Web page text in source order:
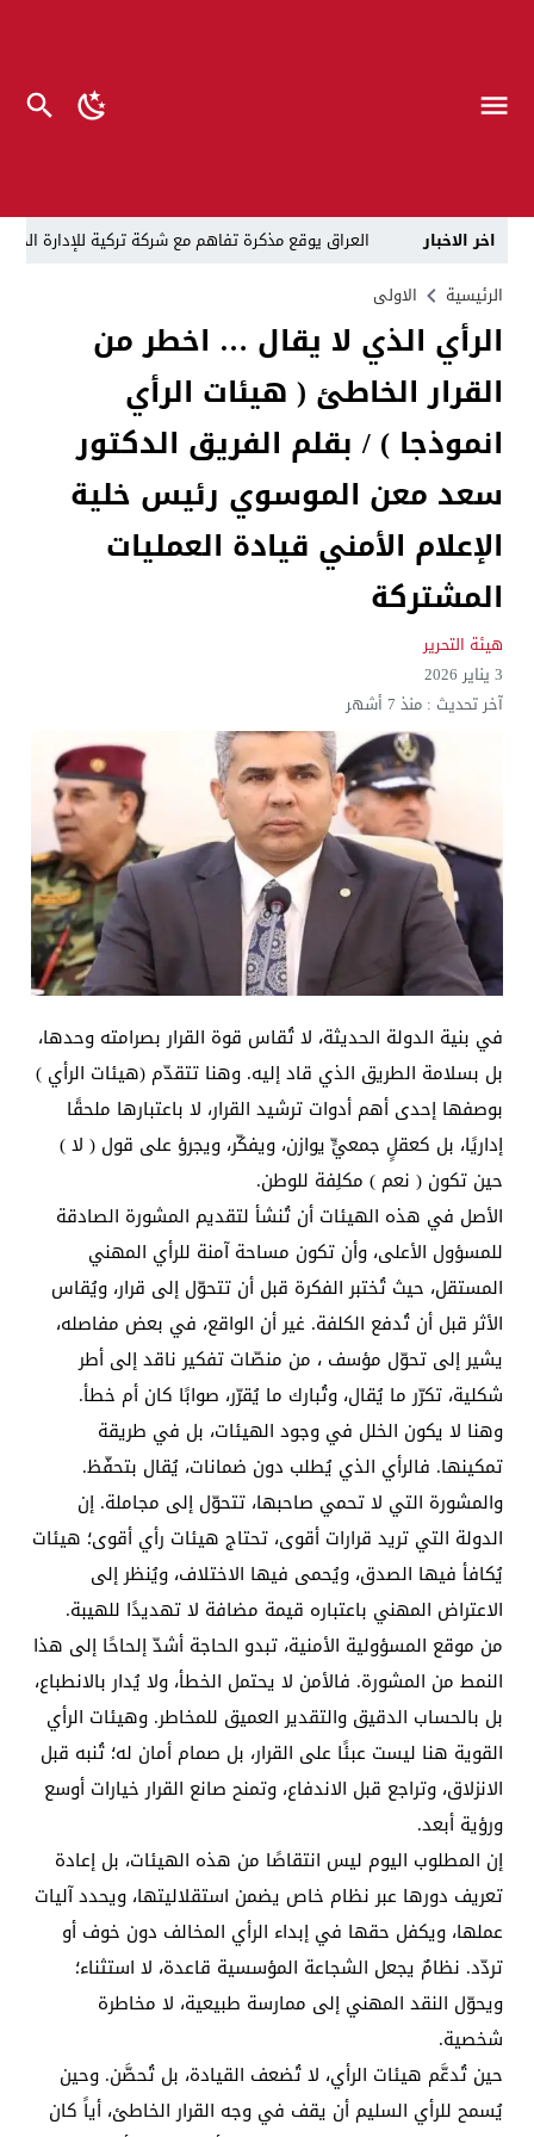
اخر الاخبار
العراق يوقع مذكرة تفاهم مع شركة تركية للإدارة
في ظل الازمة المالية الخانقة .. إدارة الدولة تتفق على تسمية 4 نواب لرئيس الوزراء, المندلاوي والخزعلي
تفكيك الفصائل العراقية “محوري” لواشنطن والصدام
قبل أن تبدأ القرعة.. الحج تحسم الجدل وتكشف موعد
الرئيسية الاولى
الرأي الذي لا يقال … اخطر من
القرار الخاطئ ( هيئات الرأي
انموذجا ) / بقلم الفريق الدكتور
سعد معن الموسوي رئيس خلية
الإعلام الأمني قيادة العمليات
المشتركة
هيئة التحرير
3 يناير 2026
آخر تحديث :منذ 7 أشهر
في بنية الدولة الحديثة، لا تُقاس قوة القرار بصرامته وحدها،
بل بسلامة الطريق الذي قاد إليه. وهنا تتقدّم (هيئات الرأي )
بوصفها إحدى أهم أدوات ترشيد القرار، لا باعتبارها ملحقًا
إداريًا، بل كعقلٍ جمعيٍّ يوازن، ويفكّر، ويجرؤ على قول ( لا )
حين تكون ( نعم ) مكلِفة للوطن.
الأصل في هذه الهيئات أن تُنشأ لتقديم المشورة الصادقة
للمسؤول الأعلى، وأن تكون مساحة آمنة للرأي المهني
المستقل، حيث تُختبر الفكرة قبل أن تتحوّل إلى قرار، ويُقاس
الأثر قبل أن تُدفع الكلفة. غير أن الواقع، في بعض مفاصله،
يشير إلى تحوّل مؤسف ، من منصّات تفكير ناقد إلى أطر
شكلية، تكرّر ما يُقال، وتُبارك ما يُقرّر، صوابًا كان أم خطأ.
وهنا لا يكون الخلل في وجود الهيئات، بل في طريقة
تمكينها. فالرأي الذي يُطلب دون ضمانات، يُقال بتحفّظ.
والمشورة التي لا تحمي صاحبها، تتحوّل إلى مجاملة. إن
الدولة التي تريد قرارات أقوى، تحتاج هيئات رأي أقوى؛ هيئات
يُكافأ فيها الصدق، ويُحمى فيها الاختلاف، ويُنظر إلى
الاعتراض المهني باعتباره قيمة مضافة لا تهديدًا للهيبة.
من موقع المسؤولية الأمنية، تبدو الحاجة أشدّ إلحاحًا إلى هذا
النمط من المشورة. فالأمن لا يحتمل الخطأ، ولا يُدار بالانطباع،
بل بالحساب الدقيق والتقدير العميق للمخاطر. وهيئات الرأي
القوية هنا ليست عبئًا على القرار، بل صمام أمان له؛ تُنبه قبل
الانزلاق، وتراجع قبل الاندفاع، وتمنح صانع القرار خيارات أوسع
ورؤية أبعد.
إن المطلوب اليوم ليس انتقاصًا من هذه الهيئات، بل إعادة
تعريف دورها عبر نظام خاص يضمن استقلاليتها، ويحدد آليات
عملها، ويكفل حقها في إبداء الرأي المخالف دون خوف أو
تردّد. نظامٌ يجعل الشجاعة المؤسسية قاعدة، لا استثناء؛
ويحوّل النقد المهني إلى ممارسة طبيعية، لا مخاطرة
شخصية.
حين تُدعَّم هيئات الرأي، لا تُضعف القيادة، بل تُحصَّن. وحين
يُسمح للرأي السليم أن يقف في وجه القرار الخاطئ، أياً كان